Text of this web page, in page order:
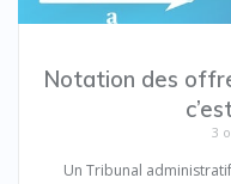
Notation des
3
Un Tribunal